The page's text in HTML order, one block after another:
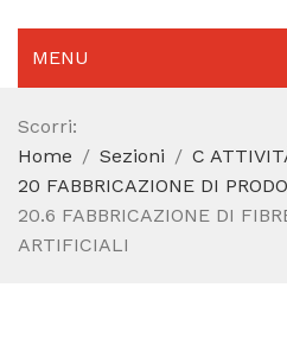
MENU
AGGIORNAMENTO 2025
SEZIONI
CODICE ATECO A COSA
Scorri:
Home
Sezioni
C
20 FABBRICAZIONE DI
20.6 FABBRICAZIONE DI
ARTIFICIALI